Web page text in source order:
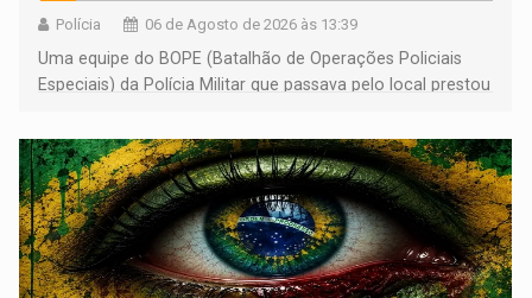
Polícia 06 de Agosto de 2026 às 13:39
Uma equipe do BOPE (Batalhão de Operações Policiais
Especiais) da Polícia Militar que passava pelo local prestou